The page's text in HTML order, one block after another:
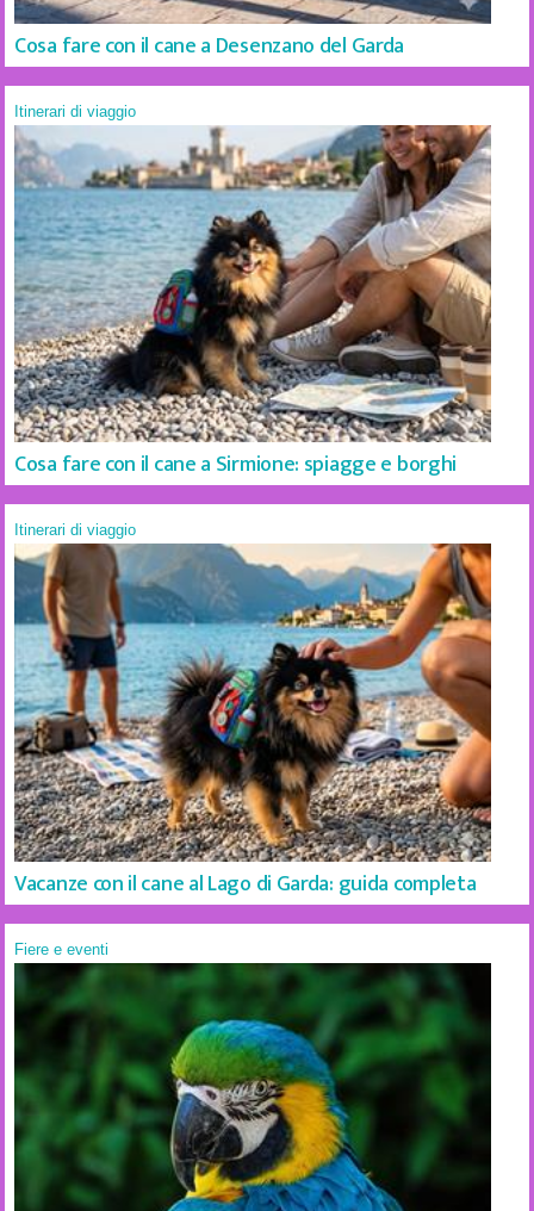
Cosa fare con il cane a Desenzano del Garda
Itinerari di viaggio
Cosa fare con il cane a Sirmione: spiagge e borghi
Itinerari di viaggio
Vacanze con il cane al Lago di Garda: guida completa
Fiere e eventi